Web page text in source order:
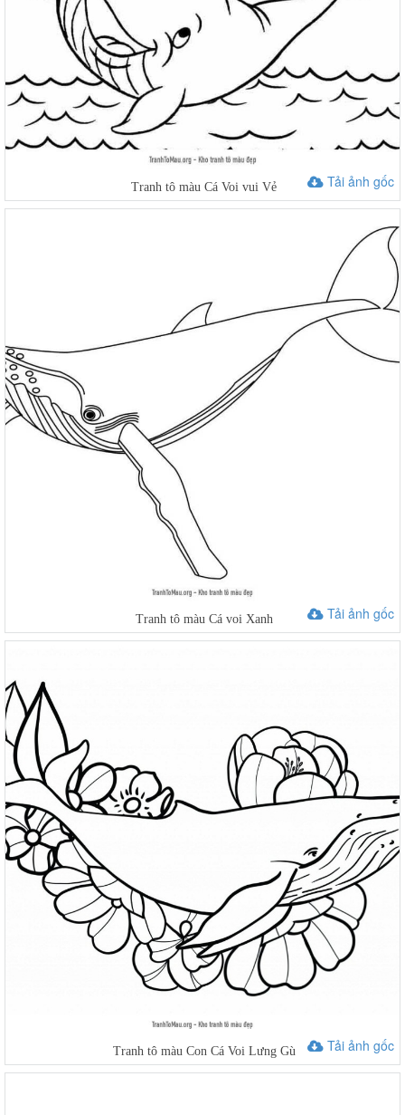
Tải ảnh gốc
Tranh tô màu Cá Voi vui Vẻ
Tải ảnh gốc
Tranh tô màu Cá voi Xanh
Tải ảnh gốc
Tranh tô màu Con Cá Voi Lưng Gù